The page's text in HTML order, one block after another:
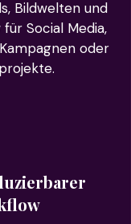
Bildwelten und
Social Media,
oder